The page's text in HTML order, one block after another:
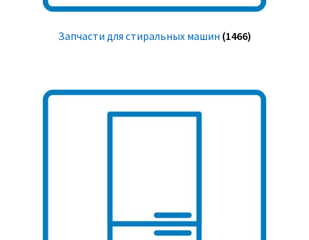
Запчасти для стиральных машин (1466)